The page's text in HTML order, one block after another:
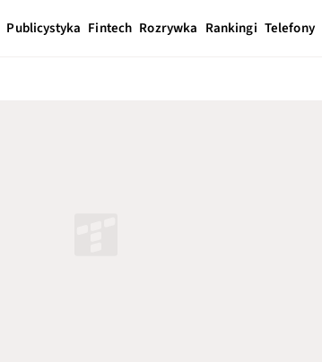
Publicystyka Fintech Rozrywka Rankingi Telefony